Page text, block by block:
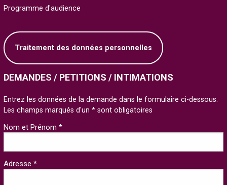
Programme d'audience
Traitement des données personnelles
DEMANDES / PETITIONS / INTIMATIONS
Entrez les données de la demande dans le formulaire ci-dessous.
Les champs marqués d'un * sont obligatoires
Nom et Prénom *
Adresse *